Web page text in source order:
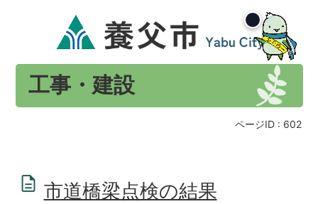
工事・建設
ページID : 602
市道橋梁点検の結果